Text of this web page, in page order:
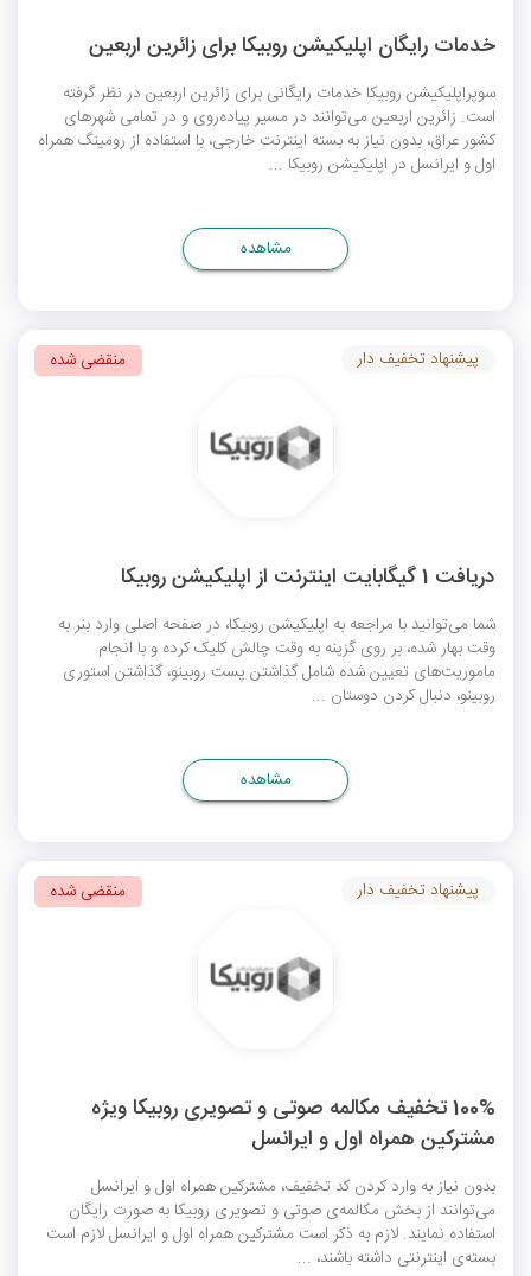
خدمات رایگان اپلیکیشن روبیکا برای زائرین اربعین
سوپراپلیکیشن روبیکا خدمات رایگانی برای زائرین اربعین در نظر گرفته
است. زائرین اربعین می‌توانند در مسیر پیاده‌روی و در تمامی شهرهای
کشور عراق، بدون نیاز به بسته اینترنت خارجی، با استفاده از رومینگ همراه
اول و ایرانسل در اپلیکیشن روبیکا ...
مشاهده
دریافت 1 گیگابایت اینترنت از اپلیکیشن روبیکا
شما می‌توانید با مراجعه به اپلیکیشن روبیکا، در صفحه اصلی وارد بنر به
وقت بهار شده، بر روی گزینه به وقت چالش کلیک کرده و با انجام
ماموریت‌های تعیین شده شامل گذاشتن پست روبینو، گذاشتن استوری
روبینو، دنبال کردن دوستان ...
پیشنهاد تخفیف دار منقضی شده
مشاهده
100% تخفیف مکالمه صوتی و تصویری روبیکا ویژه
مشترکین همراه اول و ایرانسل
بدون نیاز به وارد کردن کد تخفیف، مشترکین همراه اول و ایرانسل
می‌توانند از بخش مکالمه‌ی صوتی و تصویری روبیکا به صورت رایگان
استفاده نمایند. لازم به ذکر است مشترکین همراه اول و ایرانسل لازم است
بسته‌ی اینترنتی داشته باشند، ...
پیشنهاد تخفیف دار منقضی شده